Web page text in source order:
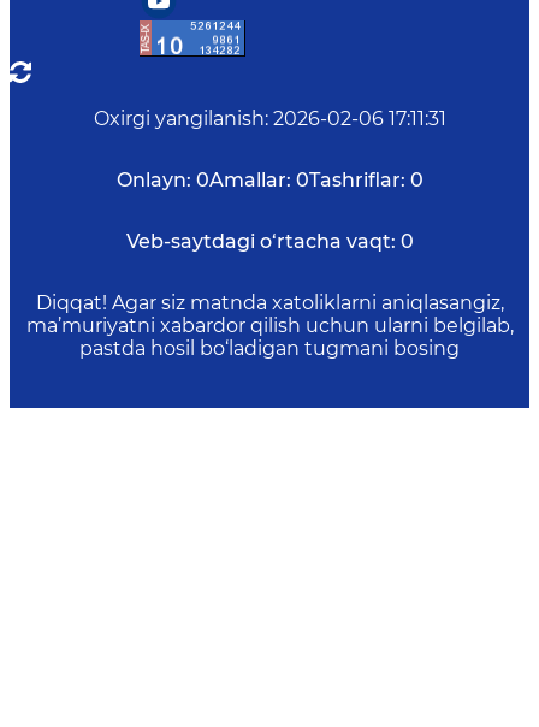
Oxirgi yangilanish: 2026-02-06 17:11:31
Onlayn: 0Amallar: 0Tashriflar: 0
Veb-saytdagi o‘rtacha vaqt: 0
Diqqat! Agar siz matnda xatoliklarni aniqlasangiz,
ma’muriyatni xabardor qilish uchun ularni belgilab,
pastda hosil bo‘ladigan tugmani bosing